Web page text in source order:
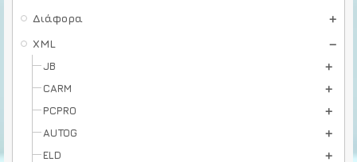
Διάφορα
XML
JB
CARM
PCPRO
AUTOG
ELD